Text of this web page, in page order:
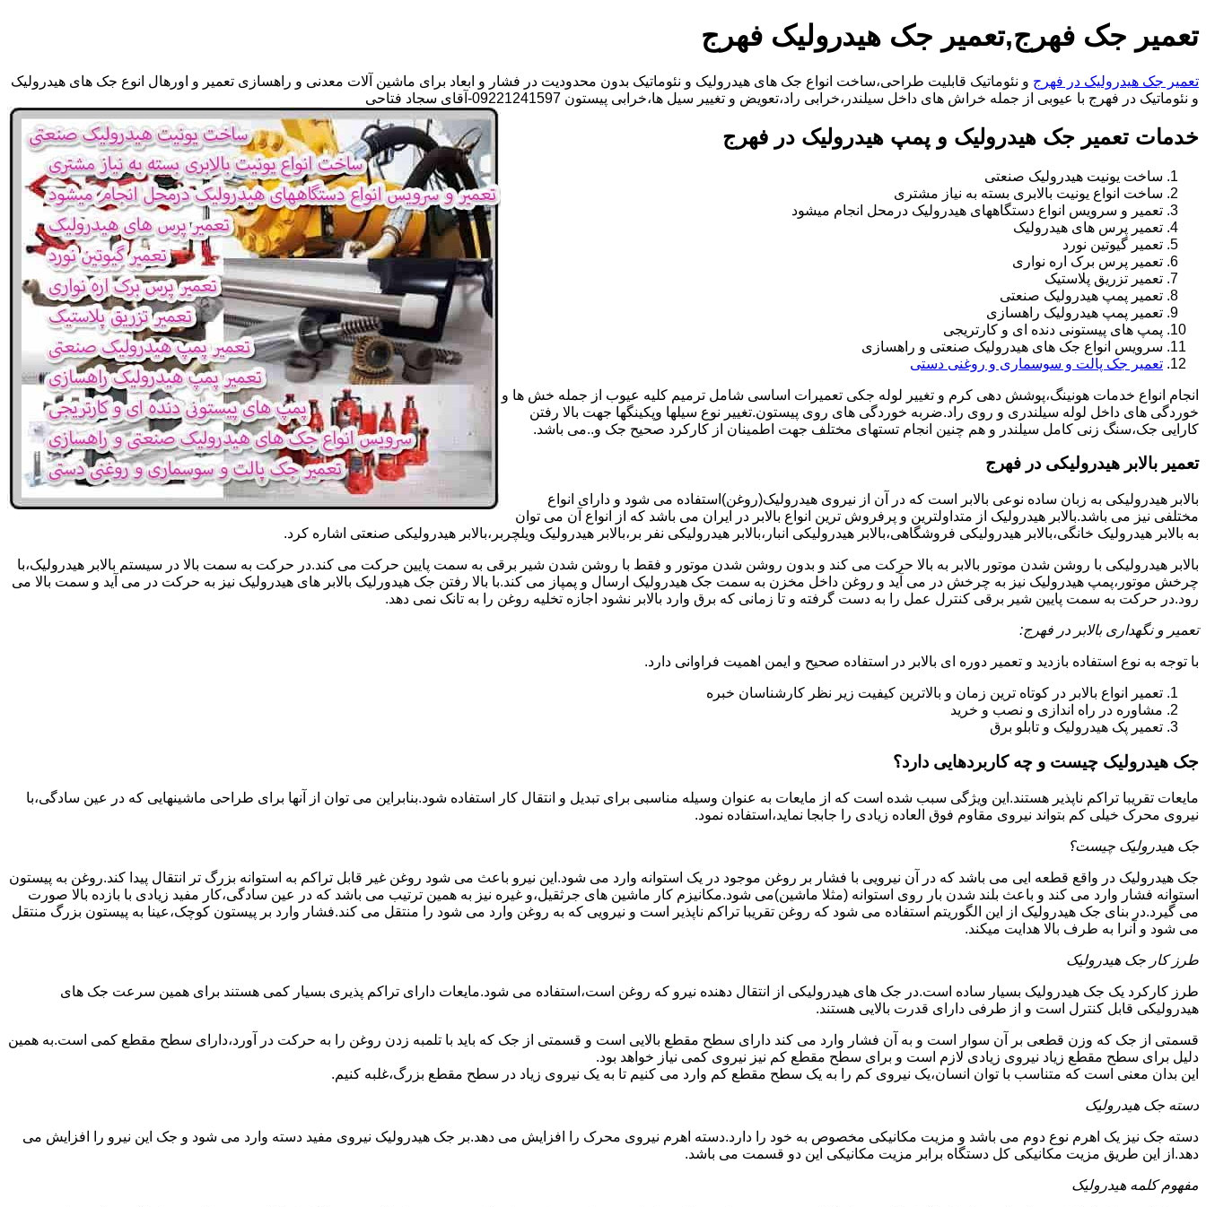
تعمیر جک فهرج,تعمیر جک هیدرولیک فهرج
تعمیر جک هیدرولیک در فهرج و نئوماتیک قابلیت طراحی،ساخت انواع جک های هیدرولیک و نئوماتیک بدون محدودیت در فشار و ابعاد برای ماشین آلات معدنی و راهسازی تعمیر و اورهال انوع جک های هیدرولیک
و نئوماتیک در فهرج با عیوبی از جمله خراش های داخل سیلندر،خرابی راد،تعویض و تغییر سیل ها،خرابی پیستون 09221241597-آقای سجاد فتاحی
خدمات تعمیر جک هیدرولیک و پمپ هیدرولیک در فهرج
ساخت یونیت هیدرولیک صنعتی
ساخت انواع یونیت بالابری بسته به نیاز مشتری
تعمیر و سرویس انواع دستگاههای هیدرولیک درمحل انجام میشود
تعمیر پرس های هیدرولیک
تعمیر گیوتین نورد
تعمیر پرس برک اره نواری
تعمیر تزریق پلاستیک
تعمیر پمپ هیدرولیک صنعتی
تعمیر پمپ هیدرولیک راهسازی
پمپ های پیستونی دنده ای و کارتریجی
سرویس انواع جک های هیدرولیک صنعتی و راهسازی
تعمیر جک پالت و سوسماری و روغنی دستی
انجام انواع خدمات هونینگ،پوشش دهی کرم و تغییر لوله جکی تعمیرات اساسی شامل ترمیم کلیه عیوب از جمله خش ها و
خوردگی های داخل لوله سیلندری و روی راد.ضربه خوردگی های روی پیستون.تغییر نوع سیلها وپکینگها جهت بالا رفتن
کارایی جک،سنگ زنی کامل سیلندر و هم چنین انجام تستهای مختلف جهت اطمینان از کارکرد صحیح جک و..می باشد.
تعمیر بالابر هیدرولیکی در فهرج
بالابر هیدرولیکی به زبان ساده نوعی بالابر است که در آن از نیروی هیدرولیک(روغن)استفاده می شود و دارای انواع
مختلفی نیز می باشد.بالابر هیدرولیک از متداولترین و پرفروش ترین انواع بالابر در ایران می باشد که از انواع آن می توان
به بالابر هیدرولیک خانگی،بالابر هیدرولیکی فروشگاهی،بالابر هیدرولیکی انبار،بالابر هیدرولیکی نفر بر،بالابر هیدرولیک ویلچربر،بالابر هیدرولیکی صنعتی اشاره کرد.
بالابر هیدرولیکی با روشن شدن موتور بالابر به بالا حرکت می کند و بدون روشن شدن موتور و فقط با روشن شدن شیر برقی به سمت پایین حرکت می کند.در حرکت به سمت بالا در سیستم بالابر هیدرولیک،با
چرخش موتور،پمپ هیدرولیک نیز به چرخش در می آید و روغن داخل مخزن به سمت جک هیدرولیک ارسال و پمپاز می کند.با بالا رفتن جک هیدورلیک بالابر های هیدرولیک نیز به حرکت در می آید و سمت بالا می
رود.در حرکت به سمت پایین شیر برقی کنترل عمل را به دست گرفته و تا زمانی که برق وارد بالابر نشود اجازه تخلیه روغن را به تانک نمی دهد.
تعمیر و نگهداری بالابر در فهرج:
با توجه به نوع استفاده بازدید و تعمیر دوره ای بالابر در استفاده صحیح و ایمن اهمیت فراوانی دارد.
تعمیر انواع بالابر در کوتاه ترین زمان و بالاترین کیفیت زیر نظر کارشناسان خبره
مشاوره در راه اندازی و نصب و خرید
تعمیر پک هیدرولیک و تابلو برق
جک هیدرولیک چیست و چه کاربردهایی دارد؟
مایعات تقریبا تراکم ناپذیر هستند.این ویژگی سبب شده است که از مایعات به عنوان وسیله مناسبی برای تبدیل و انتقال کار استفاده شود.بنابراین می توان از آنها برای طراحی ماشینهایی که در عین سادگی،با
نیروی محرک خیلی کم بتواند نیروی مقاوم فوق العاده زیادی را جابجا نماید،استفاده نمود.
جک هیدرولیک چیست؟
جک هیدرولیک در واقع قطعه ایی می باشد که در آن نیرویی با فشار بر روغن موجود در یک استوانه وارد می شود.این نیرو باعث می شود روغن غیر قابل تراکم به استوانه بزرگ تر انتقال پیدا کند.روغن به پیستون
استوانه فشار وارد می کند و باعث بلند شدن بار روی استوانه (مثلا ماشین)می شود.مکانیزم کار ماشین های جرثقیل،و غیره نیز به همین ترتیب می باشد که در عین سادگی،کار مفید زیادی با بازده بالا صورت
می گیرد.در بنای جک هیدرولیک از این الگوریتم استفاده می شود که روغن تقریبا تراکم ناپذیر است و نیرویی که به روغن وارد می شود را منتقل می کند.فشار وارد بر پیستون کوچک،عینا به پیستون بزرگ منتقل
می شود و آنرا به طرف بالا هدایت میکند.
طرز کار جک هیدرولیک
طرز کارکرد یک جک هیدرولیک بسیار ساده است.در جک های هیدرولیکی از انتقال دهنده نیرو که روغن است،استفاده می شود.مایعات دارای تراکم پذیری بسیار کمی هستند برای همین سرعت جک های
هیدرولیکی قابل کنترل است و از طرفی دارای قدرت بالایی هستند.
قسمتی از جک که وزن قطعی بر آن سوار است و به آن فشار وارد می کند دارای سطح مقطع بالایی است و قسمتی از جک که باید با تلمبه زدن روغن را به حرکت در آورد،دارای سطح مقطع کمی است.به همین
دلیل برای سطح مقطع زیاد نیروی زیادی لازم است و برای سطح مقطع کم نیز نیروی کمی نیاز خواهد بود.
این بدان معنی است که متناسب با توان انسان،یک نیروی کم را به یک سطح مقطع کم وارد می کنیم تا به یک نیروی زیاد در سطح مقطع بزرگ،غلبه کنیم.
دسته جک هیدرولیک
دسته جک نیز یک اهرم نوع دوم می باشد و مزیت مکانیکی مخصوص به خود را دارد.دسته اهرم نیروی محرک را افزایش می دهد.بر جک هیدرولیک نیروی مفید دسته وارد می شود و جک این نیرو را افزایش می
دهد.از این طریق مزیت مکانیکی کل دستگاه برابر مزیت مکانیکی این دو قسمت می باشد.
مفهوم کلمه هیدرولیک